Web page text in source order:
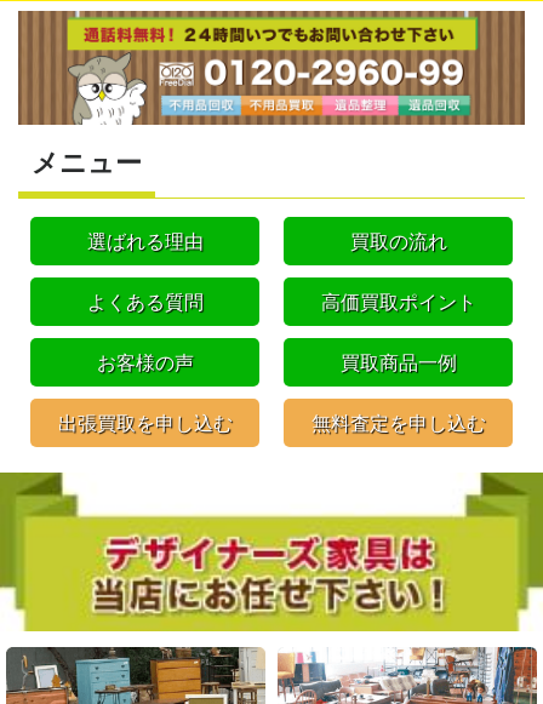
メニュー
選ばれる理由 買取の流れ
よくある質問 高価買取ポイント
お客様の声 買取商品一例
出張買取を申し込む 無料査定を申し込む